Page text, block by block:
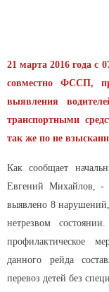
21 марта 2016 года с
совместно ФССП,
выявления
транспортными
так же по не
Как сообщает
Евгений Михайлов, -
выявлено 8
нетрезвом
профилактическое
данного рейда
перевоз детей без